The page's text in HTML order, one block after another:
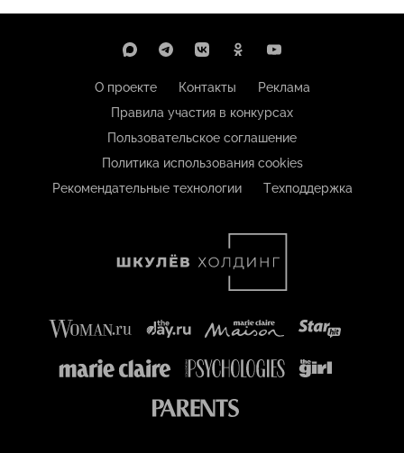
О проекте Контакты
Реклама
Правила участия в конкурсах
Пользовательское соглашение
Политика использования cookies
Рекомендательные технологии
Техподдержка